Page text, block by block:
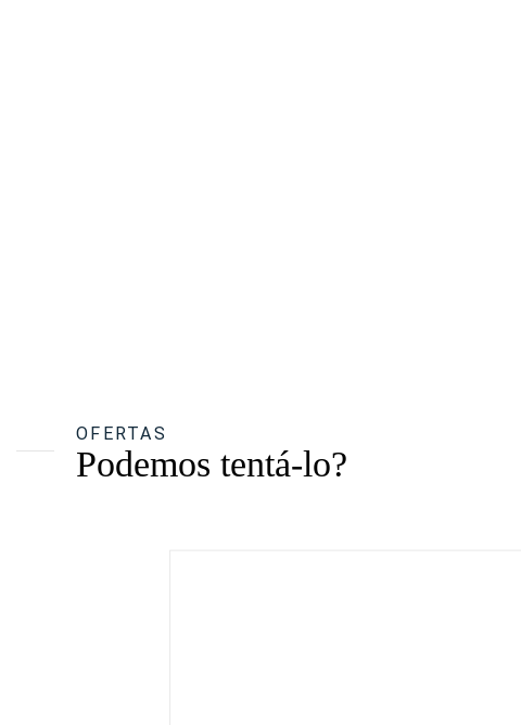
OFERTAS
Podemos tentá-lo?